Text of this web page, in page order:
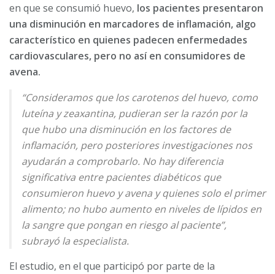
en que se consumió huevo, los pacientes presentaron
una disminución en marcadores de inflamación, algo
característico en quienes padecen enfermedades
cardiovasculares, pero no así en consumidores de
avena.
“Consideramos que los carotenos del huevo, como
luteína y zeaxantina, pudieran ser la razón por la
que hubo una disminución en los factores de
inflamación, pero posteriores investigaciones nos
ayudarán a comprobarlo. No hay diferencia
significativa entre pacientes diabéticos que
consumieron huevo y avena y quienes solo el primer
alimento; no hubo aumento en niveles de lípidos en
la sangre que pongan en riesgo al paciente”,
subrayó la especialista.
El estudio, en el que participó por parte de la